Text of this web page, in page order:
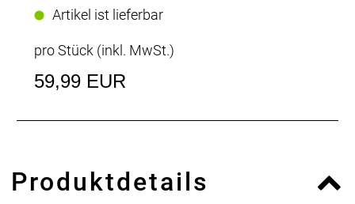
Artikel ist lieferbar
pro Stück (inkl. MwSt.)
59,99 EUR
Produktdetails